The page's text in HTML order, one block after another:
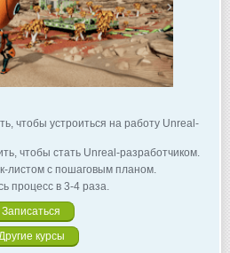
чтобы устроиться на работу Unreal-
чтобы стать Unreal-разработчиком.
листом с пошаговым планом.
процесс в 3-4 раза.
Записаться
курсы